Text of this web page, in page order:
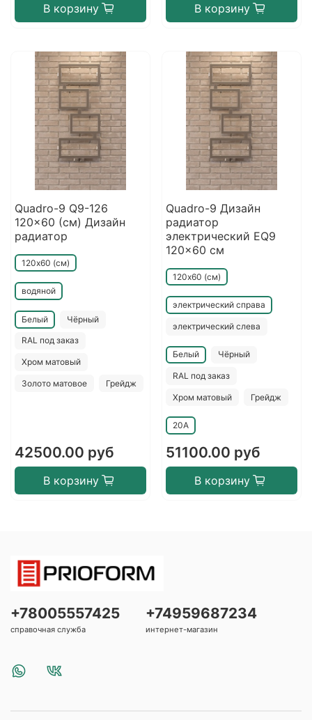
В корзину В корзину
Quadro-9 Q9-126
120x60 (см) Дизайн
радиатор
120х60 (см)
водяной
Белый Чёрный
RAL под заказ
Хром матовый
Золото матовое Грейдж
42500.00 руб
В корзину
Quadro-9 Дизайн
радиатор
электрический EQ9
120x60 см
120х60 (см)
электрический справа
электрический слева
Белый Чёрный
RAL под заказ
Хром матовый Грейдж
20A
51100.00 руб
В корзину
+78005557425
справочная служба
+74959687234
интернет-магазин